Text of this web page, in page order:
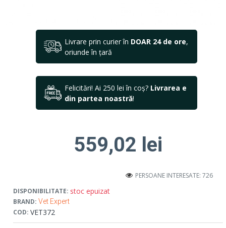
Livrare prin curier în DOAR 24 de ore,
oriunde în țară
Felicitări! Ai 250 lei în coș? Livrarea e
din partea noastră!
DISPONIBILITATE: stoc epuizat
BRAND: Vet Expert
COD: VET372
PERSOANE INTERESATE: 726
559,02 lei